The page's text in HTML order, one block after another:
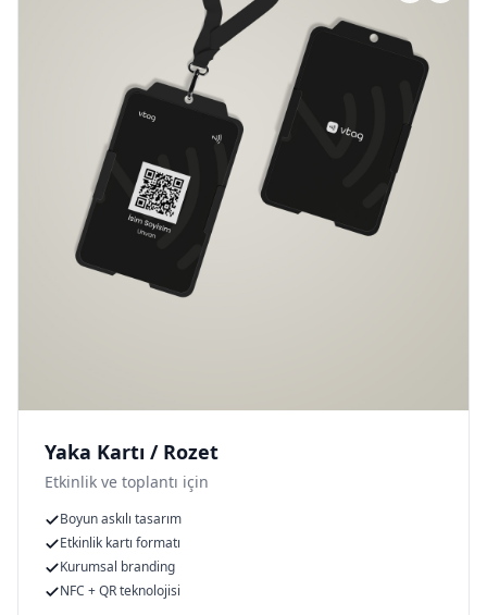
Yaka Kartı / Rozet
Etkinlik ve toplantı için
Boyun askılı tasarım
Etkinlik kartı formatı
Kurumsal branding
NFC + QR teknolojisi